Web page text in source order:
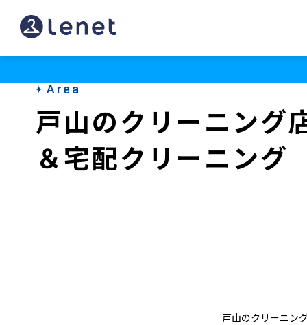
戸
山
Area
戸山のクリーニング
＆宅配クリーニング
戸山のクリーニング